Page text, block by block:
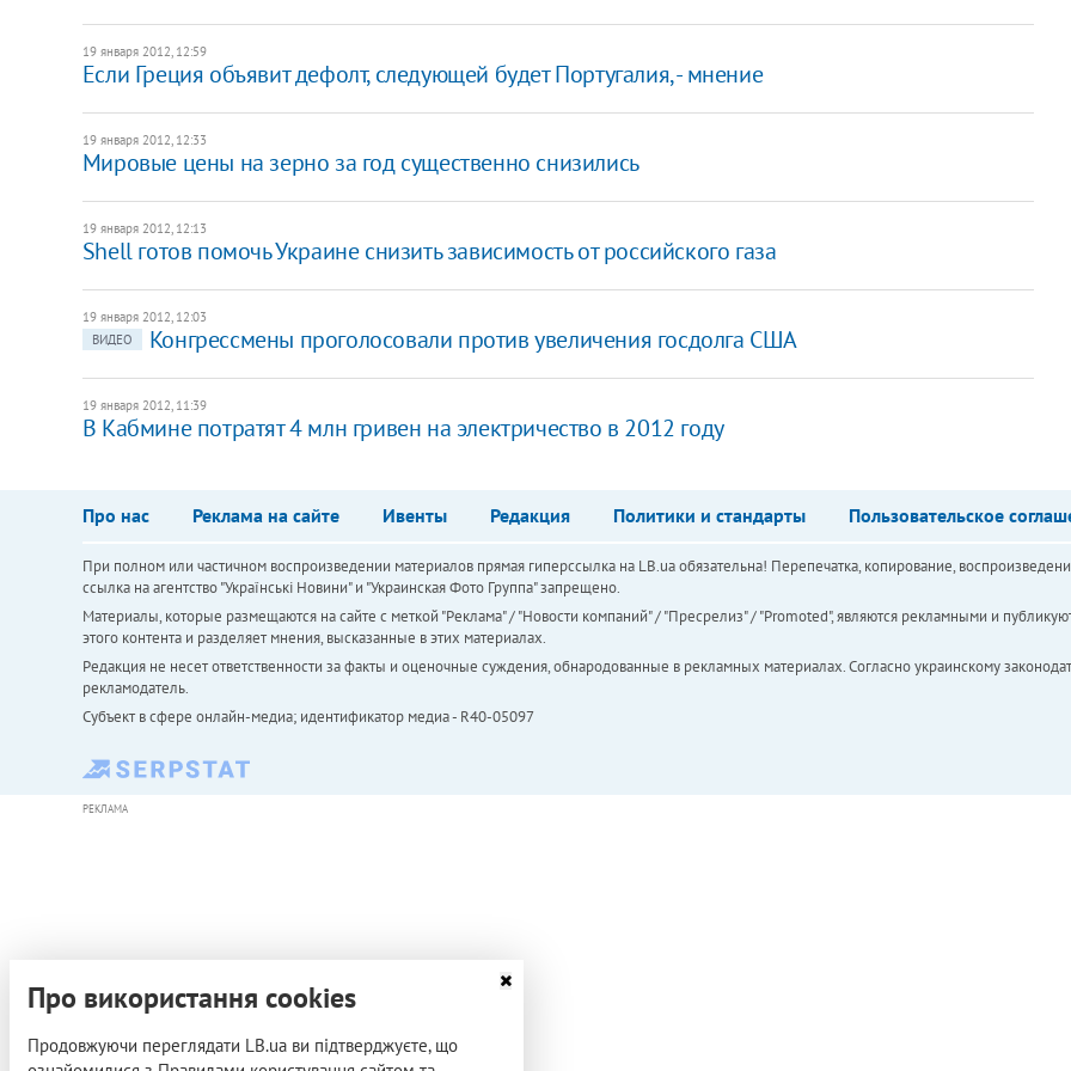
19 января 2012, 12:59
Если Греция объявит дефолт, следующей будет Португалия, - мнение
19 января 2012, 12:33
Мировые цены на зерно за год существенно снизились
19 января 2012, 12:13
Shell готов помочь Украине снизить зависимость от российского газа
19 января 2012, 12:03
ВИДЕО
Конгрессмены проголосовали против увеличения госдолга США
19 января 2012, 11:39
В Кабмине потратят 4 млн гривен на электричество в 2012 году
Про нас Реклама на сайте Ивенты Редакция Политики и стандарты Пользовательское
При полном или частичном воспроизведении материалов прямая гиперссылка на LB.ua обязательна! Перепечатка, копирование,
ссылка на агентство "Українськi Новини" и "Украинская Фото Группа" запрещено.
Материалы, которые размещаются на сайте с меткой "Реклама" / "Новости компаний" / "Пресрелиз" / "Promoted", являются рекламными и
этого контента и разделяет мнения, высказанные в этих материалах.
Редакция не несет ответственности за факты и оценочные суждения, обнародованные в рекламных материалах. Согласно украинскому
рекламодатель.
Субъект в сфере онлайн-медиа; идентификатор медиа - R40-05097
РЕКЛАМА
Про використання cookies
Продовжуючи переглядати LB.ua ви підтверджуєте, що